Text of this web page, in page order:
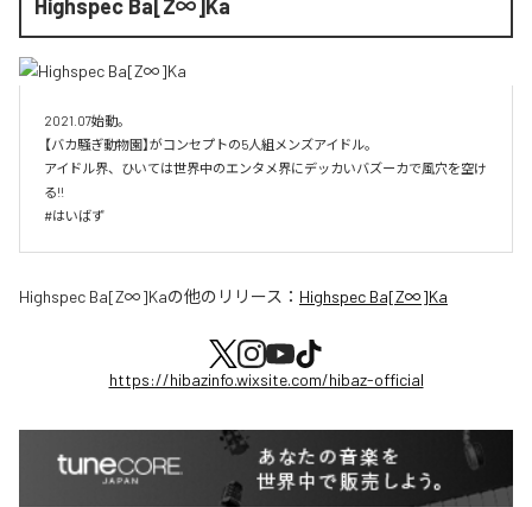
Highspec Ba[Z∞]Ka
2021.07始動。
【バカ騒ぎ動物園】がコンセプトの5人組メンズアイドル。
アイドル界、ひいては世界中のエンタメ界にデッカいバズーカで風穴を空け
る!!
#はいばず
Highspec Ba[Z∞]Kaの他のリリース： Highspec Ba[Z∞]Ka
https://hibazinfo.wixsite.com/hibaz-official